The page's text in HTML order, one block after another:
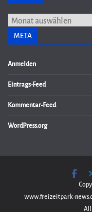
Archiv
META
Anmelden
Eintrags-Feed
Kommentar-Feed
WordPress.org
www.freizeitpark-
All